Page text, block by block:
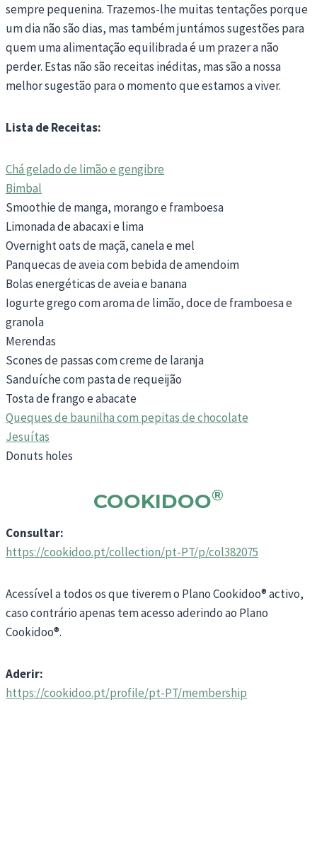
sempre pequenina. Trazemos-lhe muitas tentações porque
um dia não são dias, mas também juntámos sugestões para
quem uma alimentação equilibrada é um prazer a não
perder. Estas não são receitas inéditas, mas são a nossa
melhor sugestão para o momento que estamos a viver.
Lista de Receitas:
Chá gelado de limão e gengibre
Bimbal
Smoothie de manga, morango e framboesa
Limonada de abacaxi e lima
Overnight oats de maçã, canela e mel
Panquecas de aveia com bebida de amendoim
Bolas energéticas de aveia e banana
Iogurte grego com aroma de limão, doce de framboesa e
granola
Merendas
Scones de passas com creme de laranja
Sanduíche com pasta de requeijão
Tosta de frango e abacate
Queques de baunilha com pepitas de chocolate
Jesuítas
Donuts holes
COOKIDOO®
Consultar:
https://cookidoo.pt/collection/pt-PT/p/col382075
Acessível a todos os que tiverem o Plano Cookidoo® activo,
caso contrário apenas tem acesso aderindo ao Plano
Cookidoo®.
Aderir:
https://cookidoo.pt/profile/pt-PT/membership